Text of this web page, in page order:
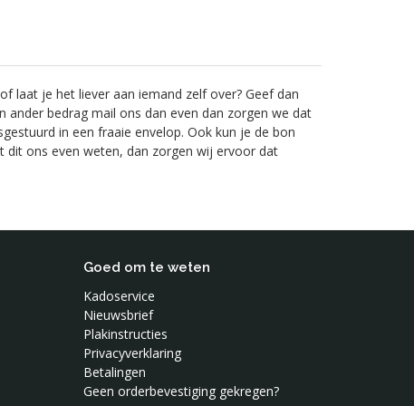
laat je het liever aan iemand zelf over? Geef dan
ander bedrag mail ons dan even dan zorgen we dat
in een fraaie envelop. Ook kun je de bon
dit ons even weten, dan zorgen wij ervoor dat
Goed om te weten
Kadoservice
Nieuwsbrief
Plakinstructies
Privacyverklaring
Betalingen
Geen orderbevestiging gekregen?